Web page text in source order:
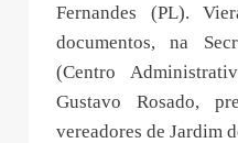
Fernandes (PL).
documentos, na
(Centro
Gustavo Rosado,
vereadores de Jardim